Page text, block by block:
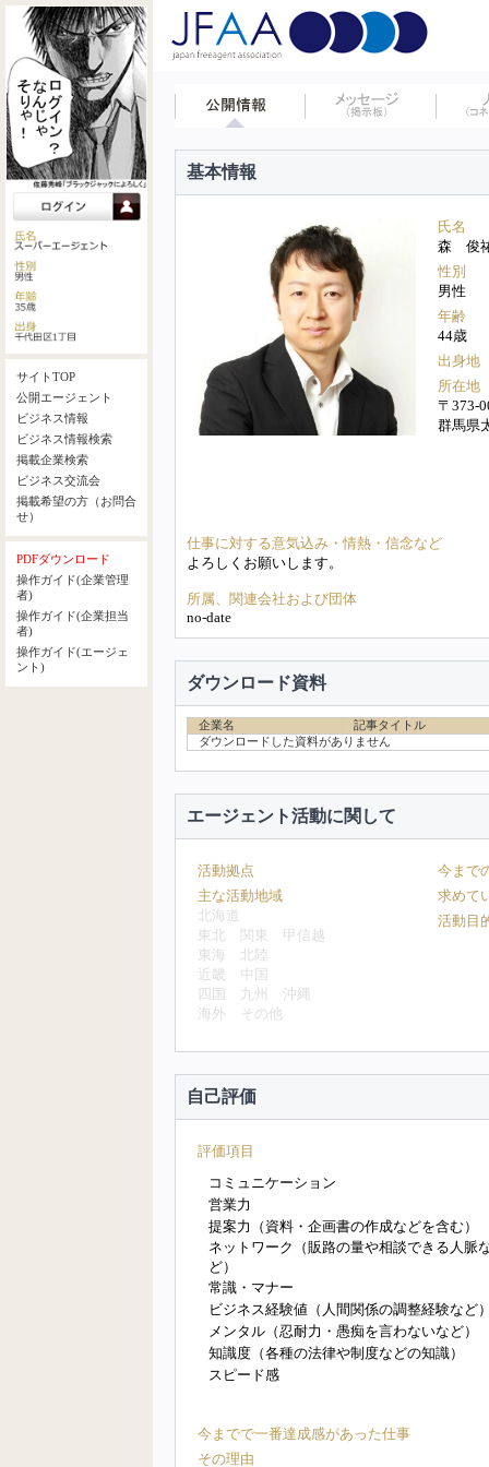
サイトTOP
公開エージェント
ビジネス情報
ビジネス情報検索
掲載企業検索
ビジネス交流会
掲載希望の方（お問合
せ）
PDFダウンロード
操作ガイド(企業管理
者)
操作ガイド(企業担当
者)
操作ガイド(エージェ
ント)
基本情報
氏名
森 俊
性別
男性
年齢
44歳
出身地
所在地
〒373-
群馬県
仕事に対する意気込み・情熱・信念など
よろしくお願いします。
所属、関連会社および団体
no-date
ダウンロード資料
企業名
記事タイトル
ダウンロードした資料がありません
エージェント活動に関して
活動拠点
主な活動地域
北海道
東北
関東
甲信越
東海
北陸
近畿
中国
四国
九州
沖縄
海外
その他
今まで
求めて
活動目
自己評価
評価項目
コミュニケーション
営業力
提案力（資料・企画書の作成などを含む）
ネットワーク（販路の量や相談できる人脈
ど）
常識・マナー
ビジネス経験値（人間関係の調整経験など
メンタル（忍耐力・愚痴を言わないなど）
知識度（各種の法律や制度などの知識）
スピード感
今までで一番達成感があった仕事
その理由